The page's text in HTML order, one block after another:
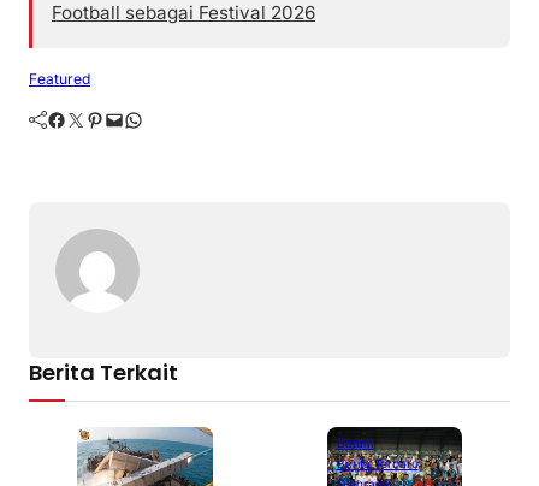
Football sebagai Festival 2026
Featured
Facebook Twitter Pinterest Mail WhatsApp
Berita Terkait
Batam
Berita Terbaru